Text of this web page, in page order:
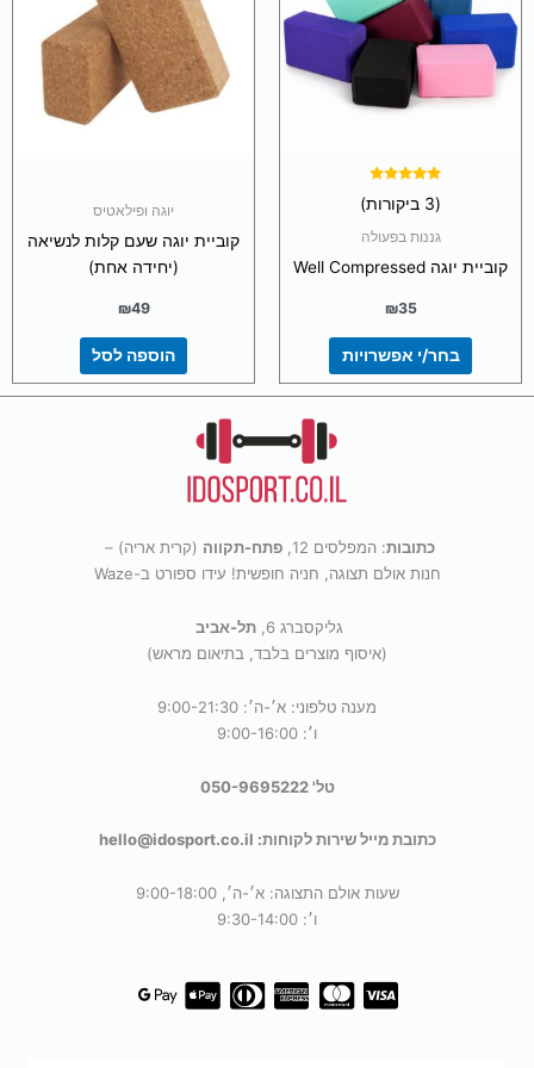
5.00
(3 ביקורות)
גננות בפעולה
קוביית יוגה Well Compressed
₪35
בחר/י אפשרויות
סוגים.
את
יוגה ופילאטיס
קוביית יוגה שעם קלות לנשיאה
(יחידה אחת)
₪49
הוספה לסל
כתובות: המפלסים 12, פתח-תקווה (קרית אריה) –
חנות אולם תצוגה, חניה חופשית! עידו ספורט ב-Waze
גליקסברג 6,
תל-אביב
(איסוף מוצרים בלבד, בתיאום מראש)
מענה טלפוני: א׳-ה׳: 9:00-21:30
ו׳: 9:00-16:00
טל' 050-9695222
כתובת מייל שירות לקוחות: hello@idosport.co.il
שעות אולם התצוגה: א׳-ה׳, 9:00-18:00
ו׳: 9:30-14:00